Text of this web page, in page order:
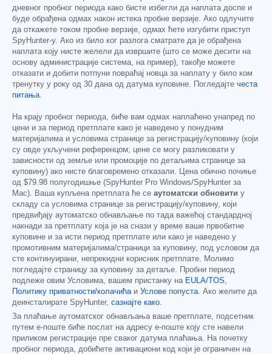
дневног пробног периода како бисте избегли да наплата доспе и
буде обрађена одмах након истека пробне верзије. Ако одлучите
да откажете током пробне верзије, одмах ћете изгубити приступ
SpyHunter-у. Ако из било ког разлога сматрате да је обрађена
наплата коју нисте желели да извршите (што се може десити на
основу администрације система, на пример), такође можете
отказати и добити потпуни повраћај новца за наплату у било ком
тренутку у року од 30 дана од датума куповине. Погледајте честа
питања
На крају пробног периода, биће вам одмах наплаћено унапред по
цени и за период претплате како је наведено у понудним
материјалима и условима странице за регистрацију/куповину (који
су овде укључени референцом; цене се могу разликовати у
зависности од земље или промоције по детаљима странице за
куповину) ако нисте благовремено отказали. Цена обично почиње
од $79.98 полугодишње (SpyHunter Pro Windows/SpyHunter за
Mac). Ваша купљена претплата ће се аутоматски обновити у
складу са условима странице за регистрацију/куповину, који
предвиђају аутоматско обнављање по тада важећој стандардној
накнади за претплату која је на снази у време ваше првобитне
куповине и за исти период претплате или како је наведено у
промотивним материјалима/страници за куповину, под условом да
сте континуирани, непрекидни корисник претплате. Молимо
погледајте страницу за куповину за детаље. Пробни период
подлеже овим Условима, вашем пристанку на EULA/TOS
Политику приватности/колачића и Услове попуста . Ако желите да
деинсталирате SpyHunter, сазнајте како
За плаћање аутоматског обнављања ваше претплате, подсетник
путем е-поште биће послат на адресу е-поште коју сте навели
приликом регистрације пре сваког датума плаћања. На почетку
пробног периода, добићете активациони код који је ограничен на